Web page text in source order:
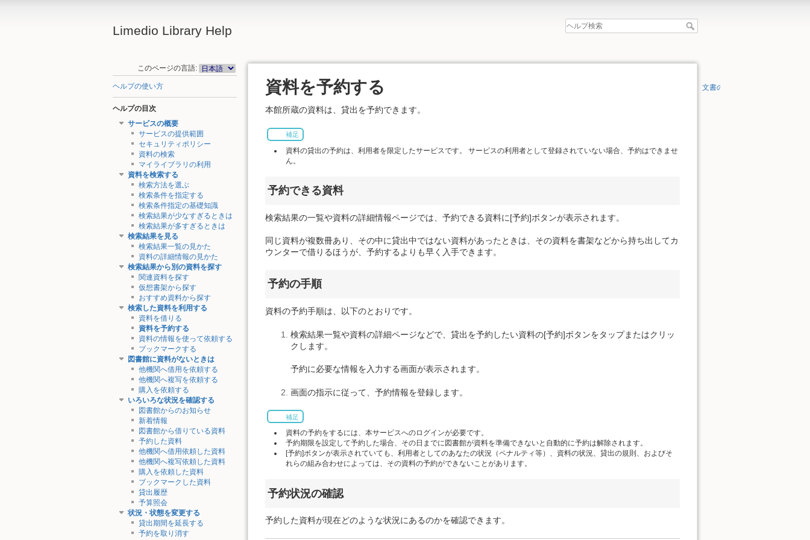
Limedio Library Help
このページの言語:
ヘルプの使い方
ヘルプの目次
サービスの概要
サービスの提供範囲
セキュリティポリシー
資料の検索
マイライブラリの利用
資料を検索する
検索方法を選ぶ
検索条件を指定する
検索条件指定の基礎知識
検索結果が少なすぎるときは
検索結果が多すぎるときは
検索結果を見る
検索結果一覧の見かた
資料の詳細情報の見かた
検索結果から別の資料を探す
関連資料を探す
仮想書架から探す
おすすめ資料から探す
検索した資料を利用する
資料を借りる
資料を予約する
資料の情報を使って依頼する
ブックマークする
図書館に資料がないときは
他機関へ借用を依頼する
他機関へ複写を依頼する
購入を依頼する
いろいろな状況を確認する
図書館からのお知らせ
新着情報
図書館から借りている資料
予約した資料
他機関へ借用依頼した資料
他機関へ複写依頼した資料
購入を依頼した資料
ブックマークした資料
貸出履歴
予算照会
状況・状態を変更する
貸出期間を延長する
予約を取り消す
資料を予約する
本館所蔵の資料は、貸出を予約できます。
補足
資料の貸出の予約は、利用者を限定したサービスです。 サービスの利用者として登録されていない場合、予約はできませ
ん。
予約できる資料
検索結果の一覧や資料の詳細情報ページでは、予約できる資料に[予約]ボタンが表示されます。
同じ資料が複数冊あり、その中に貸出中ではない資料があったときは、その資料を書架などから持ち出してカ
ウンターで借りるほうが、予約するよりも早く入手できます。
予約の手順
資料の予約手順は、以下のとおりです。
検索結果一覧や資料の詳細ページなどで、貸出を予約したい資料の[予約]ボタンをタップまたはクリッ
クします。
予約に必要な情報を入力する画面が表示されます。
画面の指示に従って、予約情報を登録します。
補足
資料の予約をするには、本サービスへのログインが必要です。
予約期限を設定して予約した場合、その日までに図書館が資料を準備できないと自動的に予約は解除されます。
[予約]ボタンが表示されていても、利用者としてのあなたの状況（ペナルティ等）、資料の状況、貸出の規則、およびそ
れらの組み合わせによっては、その資料の予約ができないことがあります。
予約状況の確認
予約した資料が現在どのような状況にあるのかを確認できます。
文書の先頭へ